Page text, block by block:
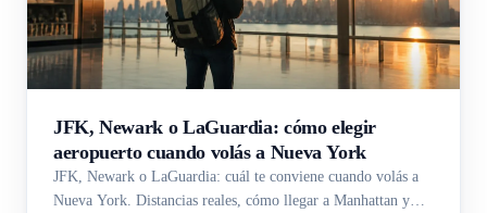
JFK, Newark o LaGuardia: cómo elegir
aeropuerto cuando volás a Nueva York
JFK, Newark o LaGuardia: cuál te conviene cuando volás a
Nueva York. Distancias reales, cómo llegar a Manhattan y